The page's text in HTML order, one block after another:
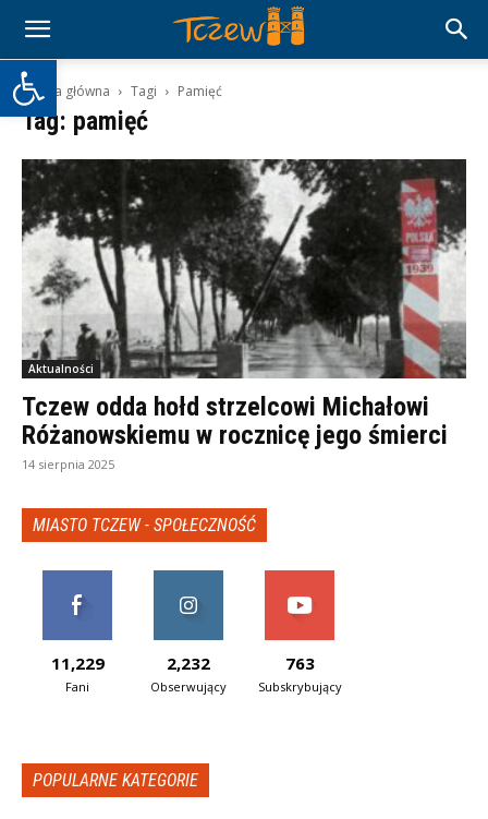
Otwórz pasek narzędzi
Strona główna Tagi Pamięć
Tag: pamięć
Aktualności
Tczew odda hołd strzelcowi Michałowi
Różanowskiemu w rocznicę jego śmierci
14 sierpnia 2025
MIASTO TCZEW - SPOŁECZNOŚĆ
11,229
Fani
2,232
Obserwujący
763
Subskrybujący
POPULARNE KATEGORIE